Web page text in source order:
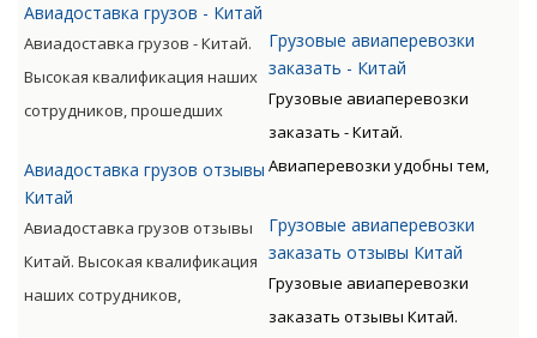
позволяет мастерски
обслуживать перевозки всех
видов, включая опасные
категории грузов.
Авиадоставка грузов - Китай
Авиадоставка грузов - Китай.
Высокая квалификация наших
сотрудников, прошедших
позволяет мастерски
обслуживать перевозки всех
видов, включая опасные
Авиадоставка грузов отзывы
Китай
Авиадоставка грузов отзывы
Китай. Высокая квалификация
наших сотрудников,
время клиента. Грузы
доставляются быстро, без
излишних остановок. Цену
дороже, чем доставка морем
либо машиной. Но стоимость
окупается преимуществами
авиаперевозок.
Грузовые авиаперевозки
заказать - Китай
Грузовые авиаперевозки
заказать - Китай.
Авиаперевозки удобны тем,
время клиента. Грузы
доставляются быстро, без
излишних остановок. Цену
Грузовые авиаперевозки
заказать отзывы Китай
Грузовые авиаперевозки
заказать отзывы Китай.